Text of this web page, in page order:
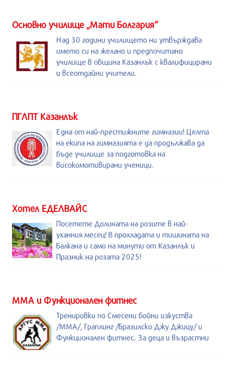
Основно училище „Мати Болгария“
Над 30 години училището ни утвърждава
името си на желано и предпочитано
училище в община Казанлък с квалифицирани
и всеотдайни учители.
ПГЛПТ Казанлък
Една от най-престижните гимназии! Целта
на екипа на гимназията е да продължава да
бъде училище за подготовка на
високомотивирани ученици.
Хотел ЕДЕЛВАЙС
Посетете Долината на розите в най-
уханния месец! В прохладата и тишината на
Балкана и само на минути от Казанлък и
Празник на розата 2025!
ММА и Функционален фитнес
Тренировки по Смесени бойни изкуства
/MMA/, Граплинг /Бразилско Джу Джицу/ и
Функционален фитнес. За деца и възрастни